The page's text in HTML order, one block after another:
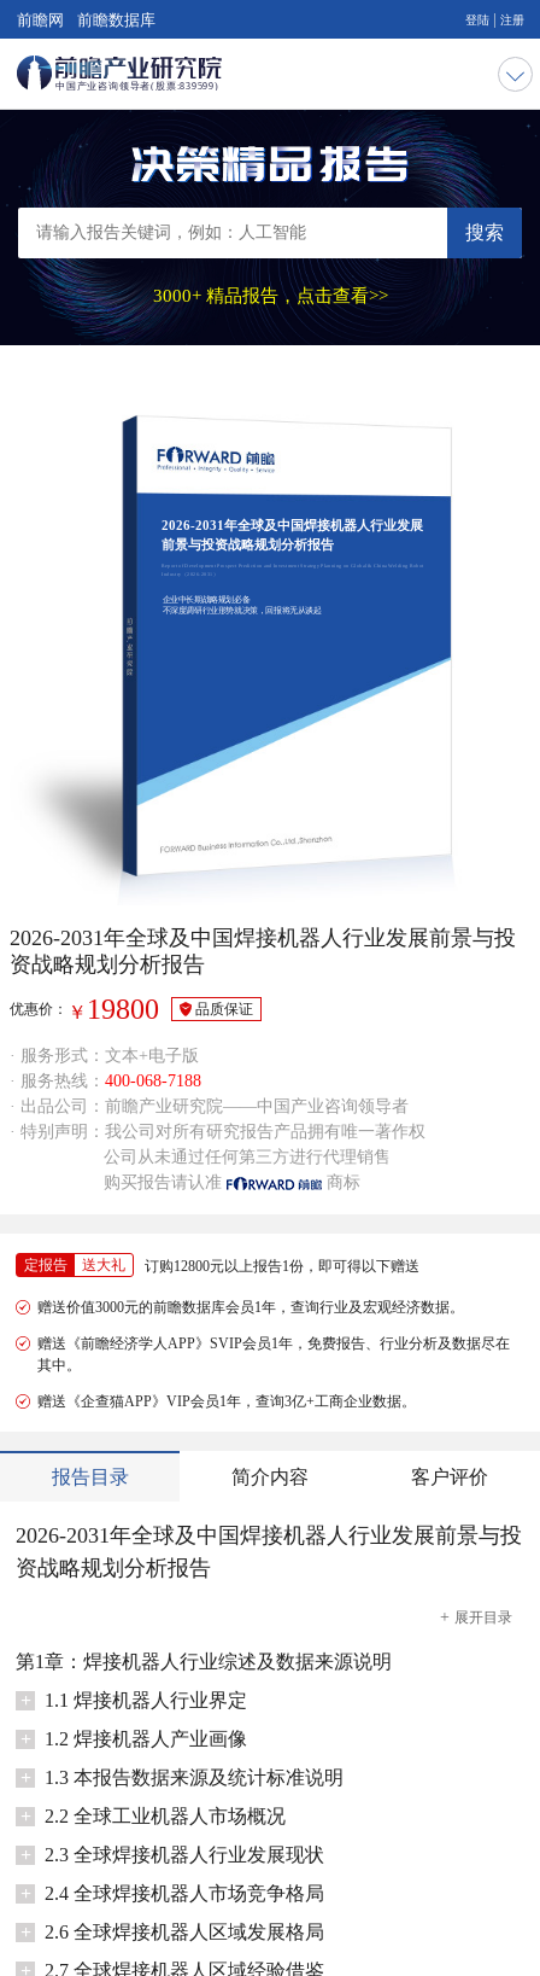
前瞻网 前瞻数据库 登陆 注册
搜索
3000+ 精品报告，点击查看>>
2026-2031年全球及中国焊接机器人行业发展
前景与投资战略规划分析报告
Report of Development Prospect Prediction and Investment Strategy Planning on Global & China Welding Robot
Industry（2026-2031）
企业中长期战略规划必备
不深度调研行业形势就决策，回报将无从谈起
2026-2031年全球及中国焊接机器人行业发展前景与投
资战略规划分析报告
优惠价： ￥ 19800 品质保证
· 服务形式：文本+电子版
· 服务热线： 400-068-7188
· 出品公司：前瞻产业研究院——中国产业咨询领导者
· 特别声明：我公司对所有研究报告产品拥有唯一著作权
公司从未通过任何第三方进行代理销售
购买报告请认准
商标
定报告 送大礼 订购12800元以上报告1份，即可得以下赠送
赠送价值3000元的前瞻数据库会员1年，查询行业及宏观经济数据。
赠送《前瞻经济学人APP》SVIP会员1年，免费报告、行业分析及数据尽在
其中。
赠送《企查猫APP》VIP会员1年，查询3亿+工商企业数据。
报告目录 简介内容 客户评价
2026-2031年全球及中国焊接机器人行业发展前景与投
资战略规划分析报告
+ 展开目录
第1章：焊接机器人行业综述及数据来源说明
+
1.1 焊接机器人行业界定
+
1.2 焊接机器人产业画像
+
1.3 本报告数据来源及统计标准说明
+
2.2 全球工业机器人市场概况
+
2.3 全球焊接机器人行业发展现状
+
2.4 全球焊接机器人市场竞争格局
+
2.6 全球焊接机器人区域发展格局
+
2.7 全球焊接机器人区域经验借鉴